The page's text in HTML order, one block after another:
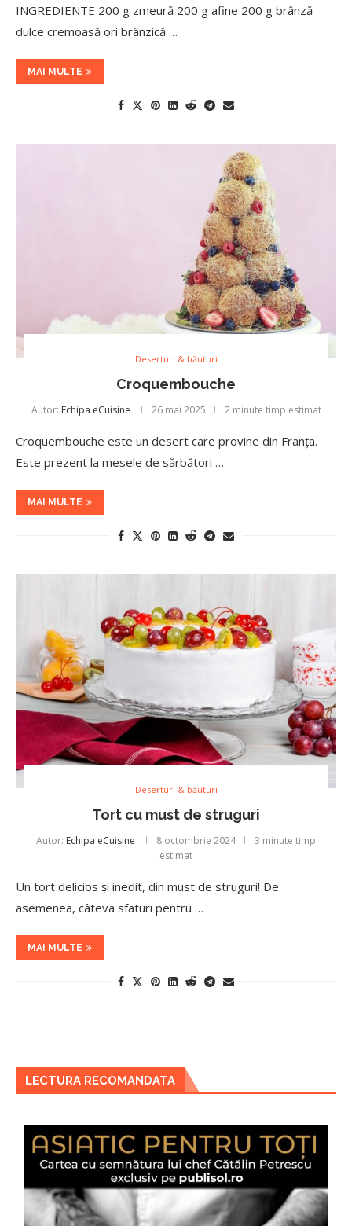
INGREDIENTE 200 g zmeură 200 g afine 200 g brânză
dulce cremoasă ori brânzică …
MAI MULTE
Deserturi & băuturi
Croquembouche
Autor: Echipa eCuisine 26 mai 2025 2 minute timp estimat
Croquembouche este un desert care provine din Franța.
Este prezent la mesele de sărbători …
MAI MULTE
Deserturi & băuturi
Tort cu must de struguri
Autor: Echipa eCuisine 8 octombrie 2024
3 minute timp
estimat
Un tort delicios și inedit, din must de struguri! De
asemenea, câteva sfaturi pentru …
MAI MULTE
LECTURA RECOMANDATA